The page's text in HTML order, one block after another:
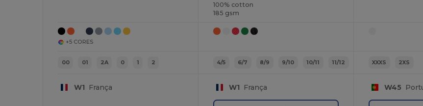
+5 CORES
00 01 2A 0 1 2
W1 França
100% cotton
185 gsm
4/5 6/7 8/9 9/10 10/11 11/12
W1 França
XXXS 2XS
W45